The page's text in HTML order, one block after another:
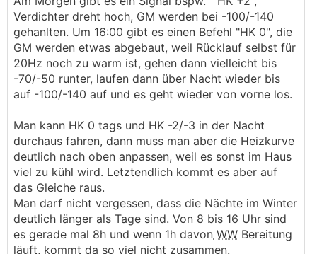
Verdichter dreht hoch, GM werden bei -100/-140
gehanlten. Um 16:00 gibt es einen Befehl "HK 0", die
GM werden etwas abgebaut, weil Rücklauf selbst für
20Hz noch zu warm ist, gehen dann vielleicht bis
-70/-50 runter, laufen dann über Nacht wieder bis
auf -100/-140 auf und es geht wieder von vorne los.
Man kann HK 0 tags und HK -2/-3 in der Nacht
durchaus fahren, dann muss man aber die Heizkurve
deutlich nach oben anpassen, weil es sonst im Haus
viel zu kühl wird. Letztendlich kommt es aber auf
das Gleiche raus.
Man darf nicht vergessen, dass die Nächte im Winter
deutlich länger als Tage sind. Von 8 bis 16 Uhr sind
es gerade mal 8h und wenn 1h davon WW Bereitung
läuft, kommt da so viel nicht zusammen.